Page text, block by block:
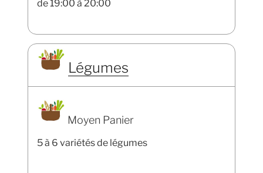
de 19:00 à 20:00
Légumes
Moyen Panier
5 à 6 variétés de légumes